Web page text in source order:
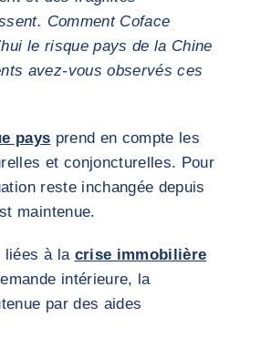
Comment Coface
le risque pays de la Chine
avez-vous observés ces
pays prend en compte les
et conjoncturelles. Pour
reste inchangée depuis
maintenue.
liées à la crise immobilière
intérieure, la
par des aides